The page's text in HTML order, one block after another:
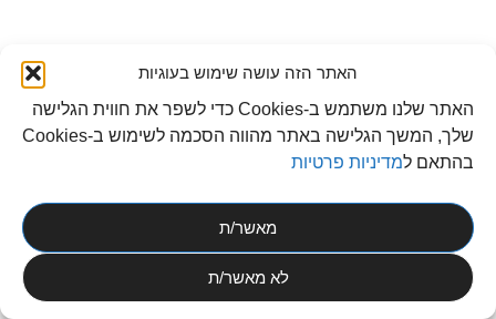
האתר הזה עושה שימוש בעוגיות
האתר שלנו משתמש ב-Cookies כדי לשפר את חווית הגלישה
שלך, המשך הגלישה באתר מהווה הסכמה לשימוש ב-Cookies
בהתאם למדיניות פרטיות
מאשר/ת
לא מאשר/ת